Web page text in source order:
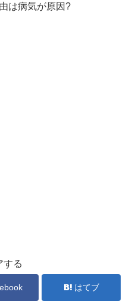
は病気が原因?
する
はてブ